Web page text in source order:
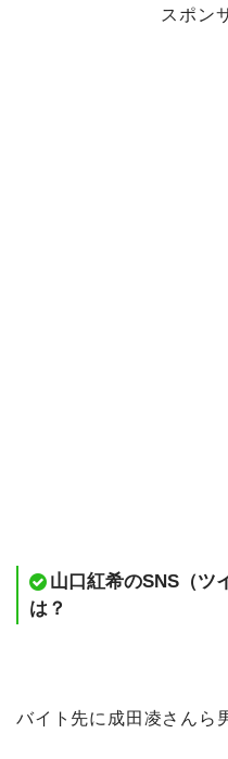
スポン
山口紅希のSNS（ツ
は？
バイト先に成田凌さんら